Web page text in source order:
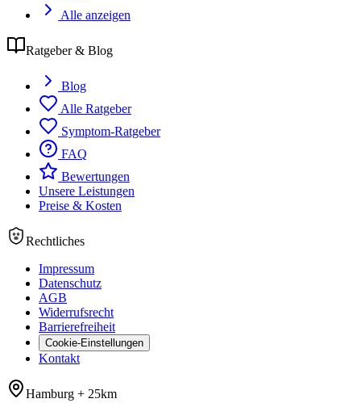
Alle anzeigen
Ratgeber & Blog
Blog
Alle Ratgeber
Symptom-Ratgeber
FAQ
Bewertungen
Unsere Leistungen
Preise & Kosten
Rechtliches
Impressum
Datenschutz
AGB
Widerrufsrecht
Barrierefreiheit
Cookie-Einstellungen
Kontakt
Hamburg + 25km